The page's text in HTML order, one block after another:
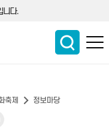
니다.
축제 정보마당